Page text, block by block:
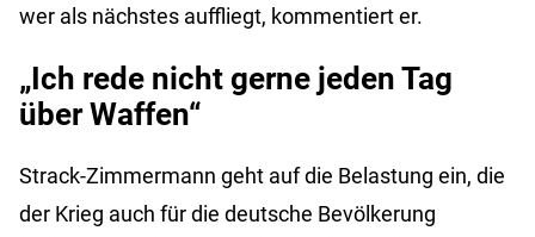
wer als nächstes auffliegt, kommentiert er.
„Ich rede nicht gerne jeden Tag
über Waffen“
Strack-Zimmermann geht auf die Belastung ein, die
der Krieg auch für die deutsche Bevölkerung